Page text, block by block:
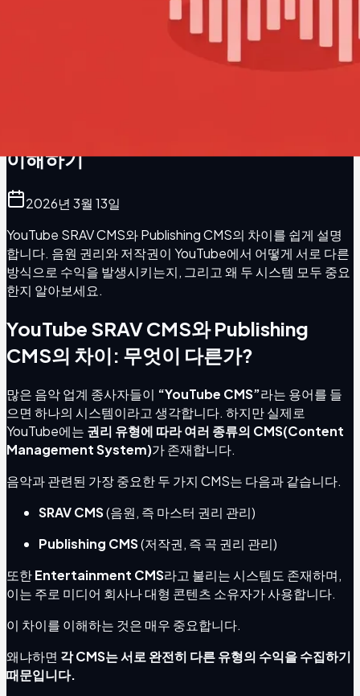
이해하기
2026년 3월 13일
YouTube SRAV CMS와 Publishing CMS의 차이를 쉽게 설명
합니다. 음원 권리와 저작권이 YouTube에서 어떻게 서로 다른
방식으로 수익을 발생시키는지, 그리고 왜 두 시스템 모두 중요
한지 알아보세요.
YouTube SRAV CMS와 Publishing
CMS의 차이: 무엇이 다른가?
많은 음악 업계 종사자들이 “YouTube CMS”라는 용어를 들
으면 하나의 시스템이라고 생각합니다. 하지만 실제로
YouTube에는 권리 유형에 따라 여러 종류의 CMS(Content
Management System)가 존재합니다.
음악과 관련된 가장 중요한 두 가지 CMS는 다음과 같습니다.
SRAV CMS(음원, 즉 마스터 권리 관리)
Publishing CMS(저작권, 즉 곡 권리 관리)
또한Entertainment CMS라고 불리는 시스템도 존재하며,
이는 주로 미디어 회사나 대형 콘텐츠 소유자가 사용합니다.
이 차이를 이해하는 것은 매우 중요합니다.
왜냐하면 각 CMS는 서로 완전히 다른 유형의 수익을 수집하기
때문입니다.